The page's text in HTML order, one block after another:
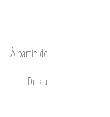
À partir de
Du au